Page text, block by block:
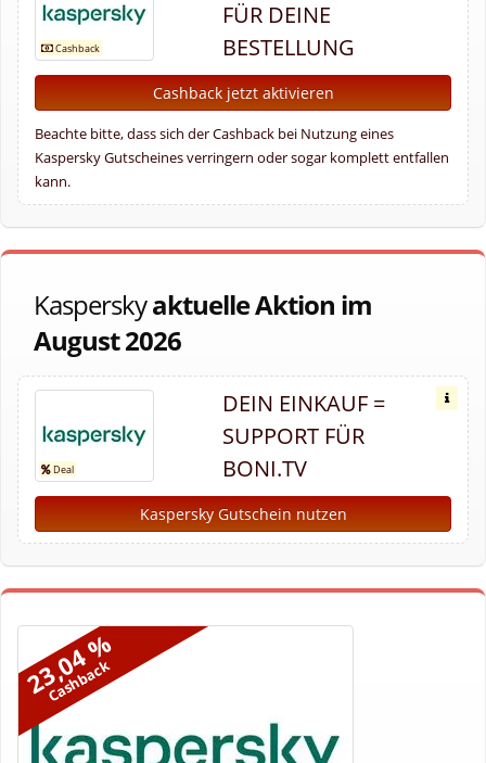
FÜR DEINE
BESTELLUNG
Cashback jetzt aktivieren
Beachte bitte, dass sich der Cashback bei Nutzung eines
Kaspersky Gutscheines verringern oder sogar komplett entfallen
kann.
Kasperskyaktuelle Aktion im
August 2026
DEIN EINKAUF =
SUPPORT FÜR
BONI.TV
Kaspersky Gutschein nutzen
23,04 %
Cashback